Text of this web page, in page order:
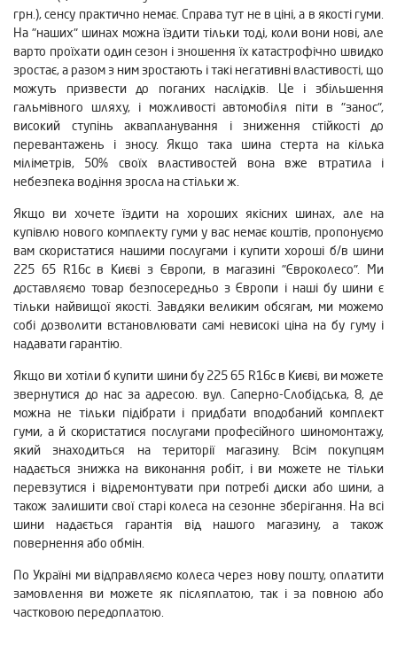
грн.), сенсу практично немає. Справа тут не в ціні, а в якості гуми.
На "наших" шинах можна їздити тільки тоді, коли вони нові, але
варто проїхати один сезон і зношення їх катастрофічно швидко
зростає, а разом з ним зростають і такі негативні властивості, що
можуть призвести до поганих наслідків. Це і збільшення
гальмівного шляху, і можливості автомобіля піти в "занос",
високий ступінь аквапланування і зниження стійкості до
перевантажень і зносу. Якщо така шина стерта на кілька
міліметрів, 50% своїх властивостей вона вже втратила і
небезпека водіння зросла на стільки ж.
Якщо ви хочете їздити на хороших якісних шинах, але на
купівлю нового комплекту гуми у вас немає коштів, пропонуємо
вам скористатися нашими послугами і купити хороші б/в шини
225 65 R16c в Києві з Європи, в магазині "Євроколесо". Ми
доставляємо товар безпосередньо з Європи і наші бу шини є
тільки найвищої якості. Завдяки великим обсягам, ми можемо
собі дозволити встановлювати самі невисокі ціна на бу гуму і
надавати гарантію.
Якщо ви хотіли б купити шини бу 225 65 R16c в Києві, ви можете
звернутися до нас за адресою. вул. Саперно-Слобідська, 8, де
можна не тільки підібрати і придбати вподобаний комплект
гуми, а й скористатися послугами професійного шиномонтажу,
який знаходиться на території магазину. Всім покупцям
надається знижка на виконання робіт, і ви можете не тільки
перевзутися і відремонтувати при потребі диски або шини, а
також залишити свої старі колеса на сезонне зберігання. На всі
шини надається гарантія від нашого магазину, а також
повернення або обмін.
По Україні ми відправляємо колеса через нову пошту, оплатити
замовлення ви можете як післяплатою, так і за повною або
частковою передоплатою.